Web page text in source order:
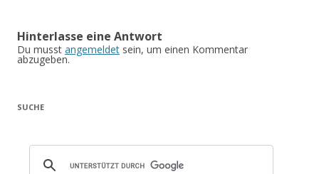
Hinterlasse eine Antwort
Du musst angemeldet sein, um einen Kommentar
abzugeben.
SUCHE